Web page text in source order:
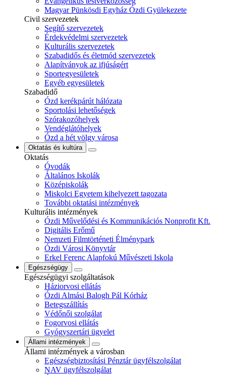
Magyar Pünkösdi Egyház Ózdi Gyülekezete
Civil szervezetek
Segítő szervezetek
Érdekvédelmi szervezetek
Kulturális szervezetek
Szabadidős és életmód szervezetek
Alapítványok az ifjúságért
Sportegyesületek
Egyéb egyesületek
Szabadidő
Ózd kerékpárút hálózata
Sportolási lehetőségek
Szórakozóhelyek
Vendéglátóhelyek
Ózd a hét völgy városa
Oktatás és kultúra
Oktatás
Óvodák
Általános Iskolák
Középiskolák
Miskolci Egyetem kihelyezett tagozata
További oktatási intézmények
Kulturális intézmények
Ózdi Művelődési és Kommunikációs Nonprofit Kft.
Digitális Erőmű
Nemzeti Filmtörténeti Élménypark
Ózdi Városi Könyvtár
Erkel Ferenc Alapfokú Művészeti Iskola
Egészségügy
Egészségügyi szolgáltatások
Háziorvosi ellátás
Ózdi Almási Balogh Pál Kórház
Betegszállítás
Védőnői szolgálat
Fogorvosi ellátás
Gyógyszertári ügyelet
Állami intézmények
Állami intézmények a városban
Egészségbiztosítási Pénztár ügyfélszolgálat
NAV ügyfélszolgálat